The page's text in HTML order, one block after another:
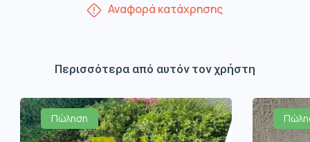
Αναφορά κατάχρησης
Περισσότερα από αυτόν τον χρήστη
Πώληση